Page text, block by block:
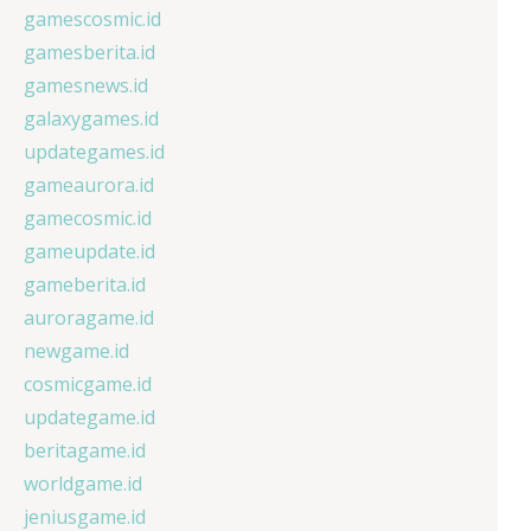
gamescosmic.id
gamesberita.id
gamesnews.id
galaxygames.id
updategames.id
gameaurora.id
gamecosmic.id
gameupdate.id
gameberita.id
auroragame.id
newgame.id
cosmicgame.id
updategame.id
beritagame.id
worldgame.id
jeniusgame.id